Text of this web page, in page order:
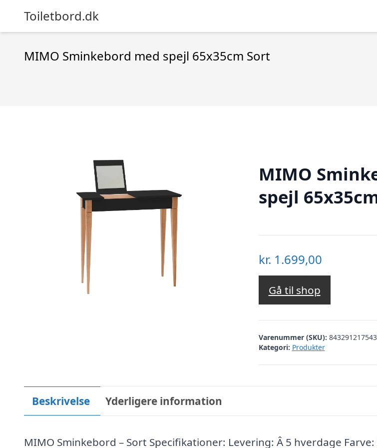
Toiletbord.dk
MIMO Sminkebord med spejl 65x35cm Sort
MIMO
spejl
kr. 1.699,00
Gå til shop
Varenummer (SKU):
Kategori: Produkter
Beskrivelse Yderligere information
MIMO Sminkebord – Sort Specifikationer: Levering: Â 5 hverdage Farve: